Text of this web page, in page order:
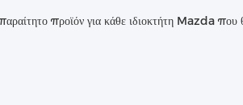
προϊόν για κάθε ιδιοκτήτη Mazda που